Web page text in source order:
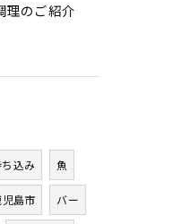
理のご紹介
込み 魚
児島市 バー